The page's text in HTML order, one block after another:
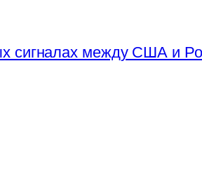
сигналах между США и